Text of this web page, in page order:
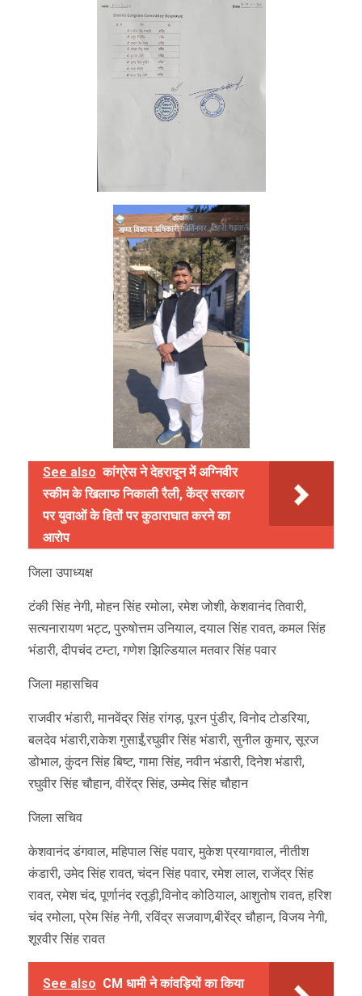
See also कांग्रेस ने देहरादून में अग्निवीर
स्कीम के खिलाफ निकाली रैली, केंद्र सरकार
पर युवाओं के हितों पर कुठाराघात करने का
आरोप
जिला उपाध्यक्ष
टंकी सिंह नेगी, मोहन सिंह रमोला, रमेश जोशी, केशवानंद तिवारी,
सत्यनारायण भट्ट, पुरुषोत्तम उनियाल, दयाल सिंह रावत, कमल सिंह
भंडारी, दीपचंद टम्टा, गणेश झिल्डियाल मतवार सिंह पवार
जिला महासचिव
राजवीर भंडारी, मानवेंद्र सिंह रांगड़, पूरन पुंडीर, विनोद टोडरिया,
बलदेव भंडारी,राकेश गुसाईं,रघुवीर सिंह भंडारी, सुनील कुमार, सूरज
डोभाल, कुंदन सिंह बिष्ट, गामा सिंह, नवीन भंडारी, दिनेश भंडारी,
रघुवीर सिंह चौहान, वीरेंद्र सिंह, उम्मेद सिंह चौहान
जिला सचिव
केशवानंद डंगवाल, महिपाल सिंह पवार, मुकेश प्रयागवाल, नीतीश
कंडारी, उमेद सिंह रावत, चंदन सिंह पवार, रमेश लाल, राजेंद्र सिंह
रावत, रमेश चंद, पूर्णानंद रतूड़ी,विनोद कोठियाल, आशुतोष रावत, हरिश
चंद रमोला, प्रेम सिंह नेगी, रविंद्र सजवाण,बीरेंद्र चौहान, विजय नेगी,
शूरवीर सिंह रावत
See also CM धामी ने कांवड़ियों का किया